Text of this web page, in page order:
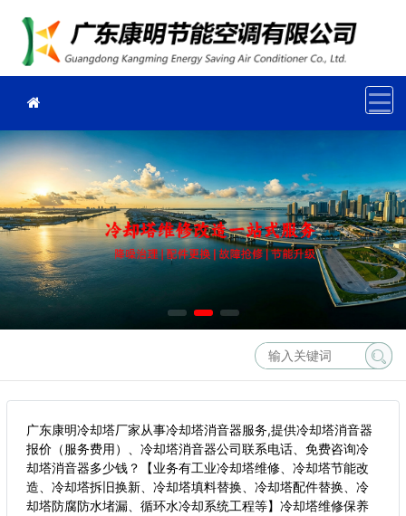
广东康明冷却塔厂家从事冷却塔消音器服务,提供冷却塔消音器
报价（服务费用）、冷却塔消音器公司联系电话、免费咨询冷
却塔消音器多少钱？【业务有工业冷却塔维修、冷却塔节能改
造、冷却塔拆旧换新、冷却塔填料替换、冷却塔配件替换、冷
却塔防腐防水堵漏、循环水冷却系统工程等】冷却塔维修保养